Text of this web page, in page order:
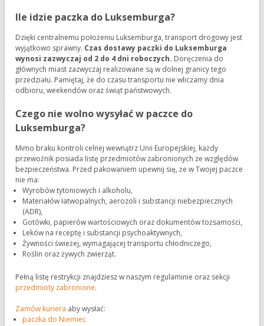
Ile idzie paczka do Luksemburga?
Dzięki centralnemu położeniu Luksemburga, transport drogowy jest
wyjątkowo sprawny. Czas dostawy paczki do Luksemburga
wynosi zazwyczaj od 2 do 4 dni roboczych. Doręczenia do
głównych miast zazwyczaj realizowane są w dolnej granicy tego
przedziału. Pamiętaj, że do czasu transportu nie wliczamy dnia
odbioru, weekendów oraz świąt państwowych.
Czego nie wolno wysyłać w paczce do
Luksemburga?
Mimo braku kontroli celnej wewnątrz Unii Europejskiej, każdy
przewoźnik posiada listę przedmiotów zabronionych ze względów
bezpieczeństwa. Przed pakowaniem upewnij się, że w Twojej paczce
nie ma:
Wyrobów tytoniowych i alkoholu,
Materiałów łatwopalnych, aerozoli i substancji niebezpiecznych
(ADR),
Gotówki, papierów wartościowych oraz dokumentów tożsamości,
Leków na receptę i substancji psychoaktywnych,
Żywności świeżej, wymagającej transportu chłodniczego,
Roślin oraz żywych zwierząt.
Pełną listę restrykcji znajdziesz w naszym regulaminie oraz sekcji
przedmioty zabronione.
Zamów kuriera aby wysłać:
paczka do Niemiec